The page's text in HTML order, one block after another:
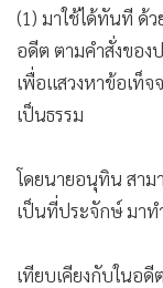
(1) มาใช้ได้ทันที ด้
อดีต ตามคำสั่งของ
เพื่อเเสวงหาข้อเท็จ
เป็นธรรม
โดยนายอนุทิน สา
เป็นที่ประจักษ์ มา
เทียบเคียงกับในอ